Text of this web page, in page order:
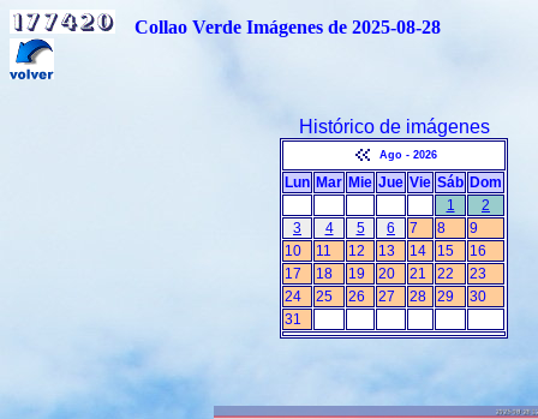
Collao Verde Imágenes de 2025-08-28
Histórico de imágenes
Ago - 2026
Lun Mar Mie Jue Vie Sáb Dom
1
2
3
4 5 6 7 8
9
10
11 12 13 14 15
16
17
18 19 20 21 22
23
24
25 26 27 28 29
30
31